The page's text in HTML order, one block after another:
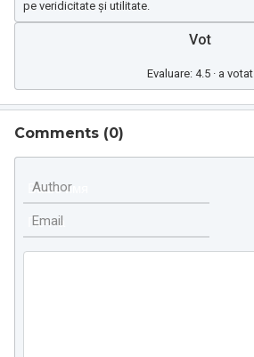
pe veridicitate și utilitate.
Vot
Evaluare: 4.5 · a votat
Comments (0)
Author
Email